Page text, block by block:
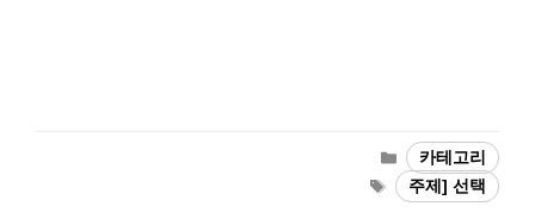
카
테
고
카테고리
태
그
주제] 선택